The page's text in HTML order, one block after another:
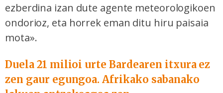
ezberdina izan dute agente meteorologikoen
ondorioz, eta horrek eman ditu hiru paisaia
mota».
Duela 21 milioi urte Bardearen itxura ez
zen gaur egungoa. Afrikako sabanako